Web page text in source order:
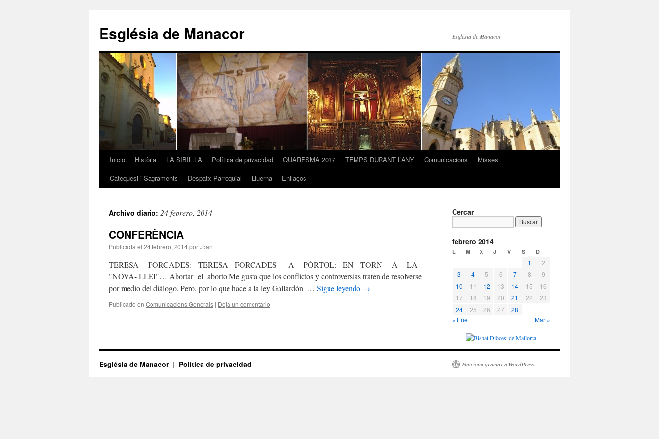
contenido
Església de Manacor Església de Manacor
Inicio Història LA SIBIL.LA Política de privacidad QUARESMA 2017 TEMPS DURANT L’ANY Comunicacions
Misses
Catequesi i Sagraments
Despatx Parroquial Lluerna Enllaços
Archivo diario: 24 febrero, 2014
CONFERÈNCIA
Publicada el 24 febrero, 2014porJoan
TERESA FORCADES: TERESA FORCADES A PÒRTOL: EN TORN A LA
"NOVA- LLEI"… Abortar el aborto Me gusta que los conflictos y controversias traten de resolverse
por medio del diálogo. Pero, por lo que hace a la ley Gallardón, … Sigue leyendo →
Publicado en Comunicacions Generals | Deja un comentario
Cercar
febrero 2014
L M X J V S D
1
2
3
4 5 6 7 8
9
10
11 12 13 14 15
16
17
18 19 20 21 22
23
24
25 26 27
28
« Ene
Mar »
Església de Manacor Política de privacidad Funciona gracias a WordPress.